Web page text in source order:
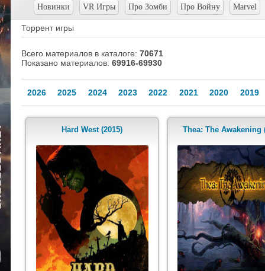
Новинки VR Игры Про Зомби Про Войну Marvel
Торрент игры
Всего материалов в каталоге: 70671
Показано материалов: 69916-69930
2026 2025 2024 2023 2022 2021 2020 2019
Hard West (2015) Thea: The Awakening